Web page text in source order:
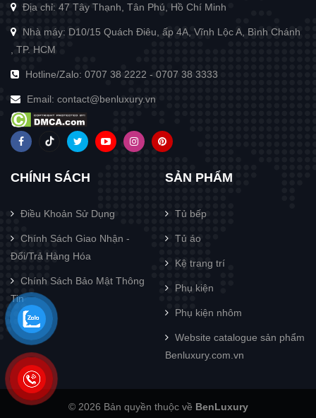
Địa chỉ: 47 Tây Thạnh, Tân Phú, Hồ Chí Minh
Nhà máy: D10/15 Quách Điêu, ấp 4A, Vĩnh Lộc A, Bình Chánh
, TP. HCM
Hotline/Zalo: 0707 38 2222 - 0707 38 3333
Email: contact@benluxury.vn
CHÍNH SÁCH
Điều Khoản Sử Dụng
Chính Sách Giao Nhận -
Đổi/Trả Hàng Hóa
Chính Sách Bảo Mật Thông
Tin
SẢN PHẨM
Tủ bếp
Tủ áo
Kệ trang trí
Phụ kiện
Phụ kiện nhôm
Website catalogue sản phẩm
Benluxury.com.vn
© 2026 Bản quyền thuộc về BenLuxury